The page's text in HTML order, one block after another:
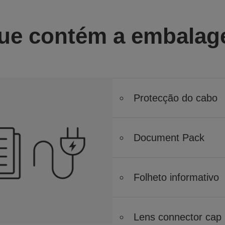
contém a
Protecção do cabo
Document Pack
Folheto informativo
Lens connector cap